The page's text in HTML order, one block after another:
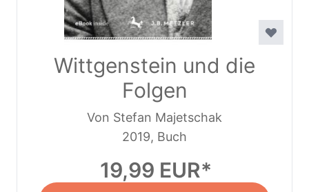
Wittgenstein und die
Folgen
Von Stefan Majetschak
2019, Buch
19,99 EUR